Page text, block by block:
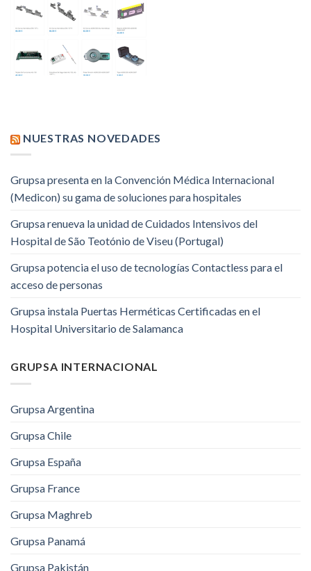
NUESTRAS NOVEDADES
Grupsa presenta en la Convención Médica Internacional
(Medicon) su gama de soluciones para hospitales
Grupsa renueva la unidad de Cuidados Intensivos del
Hospital de São Teotónio de Viseu (Portugal)
Grupsa potencia el uso de tecnologías Contactless para el
acceso de personas
Grupsa instala Puertas Herméticas Certificadas en el
Hospital Universitario de Salamanca
GRUPSA INTERNACIONAL
Grupsa Argentina
Grupsa Chile
Grupsa España
Grupsa France
Grupsa Maghreb
Grupsa Panamá
Grupsa Pakistán